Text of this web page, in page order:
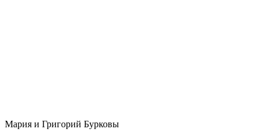
Мария и Григорий Бурковы